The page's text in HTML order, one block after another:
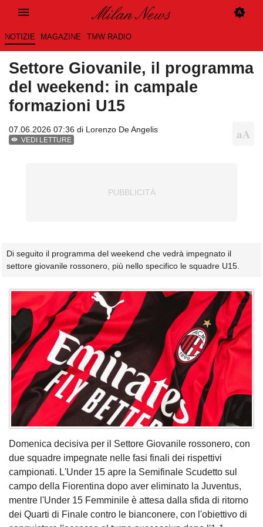
NOTIZIE MAGAZINE TMW RADIO
Settore Giovanile, il programma
del weekend: in campale
formazioni U15
07.06.2026 07:36 di Lorenzo De Angelis
VEDI LETTURE
Di seguito il programma del weekend che vedrà impegnato il
settore giovanile rossonero, più nello specifico le squadre U15.
Domenica decisiva per il Settore Giovanile rossonero, con
due squadre impegnate nelle fasi finali dei rispettivi
campionati. L'Under 15 apre la Semifinale Scudetto sul
campo della Fiorentina dopo aver eliminato la Juventus,
mentre l'Under 15 Femminile è attesa dalla sfida di ritorno
dei Quarti di Finale contro le bianconere, con l'obiettivo di